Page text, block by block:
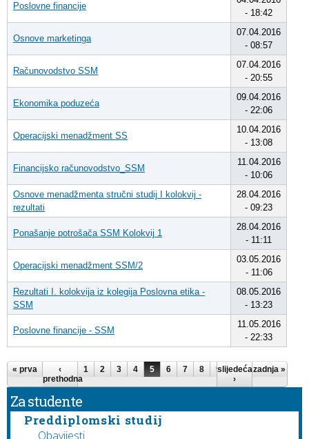
Poslovne financije
- 18:42
Osnove marketinga
07.04.2016
- 08:57
Računovodstvo SSM
07.04.2016
- 20:55
Ekonomika poduzeća
09.04.2016
- 22:06
Operacijski menadžment SS
10.04.2016
- 13:08
Financijsko računovodstvo_SSM
11.04.2016
- 10:06
Osnove menadžmenta stručni studij I kolokvij -
rezultati
28.04.2016
- 09:23
Ponašanje potrošača SSM Kolokvij 1
28.04.2016
- 11:11
Operacijski menadžment SSM/2
03.05.2016
- 11:06
Rezultati I. kolokvija iz kolegija Poslovna etika -
SSM
08.05.2016
- 13:23
Poslovne financije - SSM
11.05.2016
- 22:33
Pages
« prva
‹
prethodna
1 2 3 4 5 6 7 8 9 …
slijedeća
›
zadnja »
Za studente
Preddiplomski studij
Obavijesti